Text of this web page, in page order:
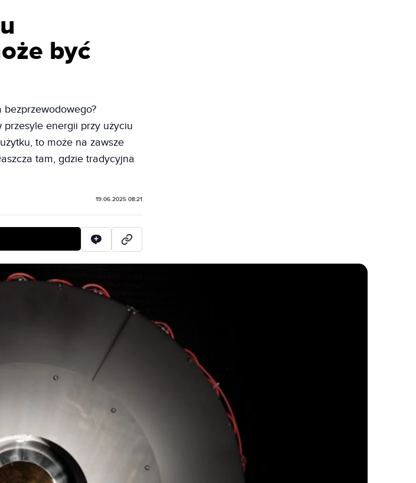
być
bezprzewodowego?
przesyle energii przy użyciu
to może na zawsze
tam, gdzie tradycyjna
19.06.2025 08:21